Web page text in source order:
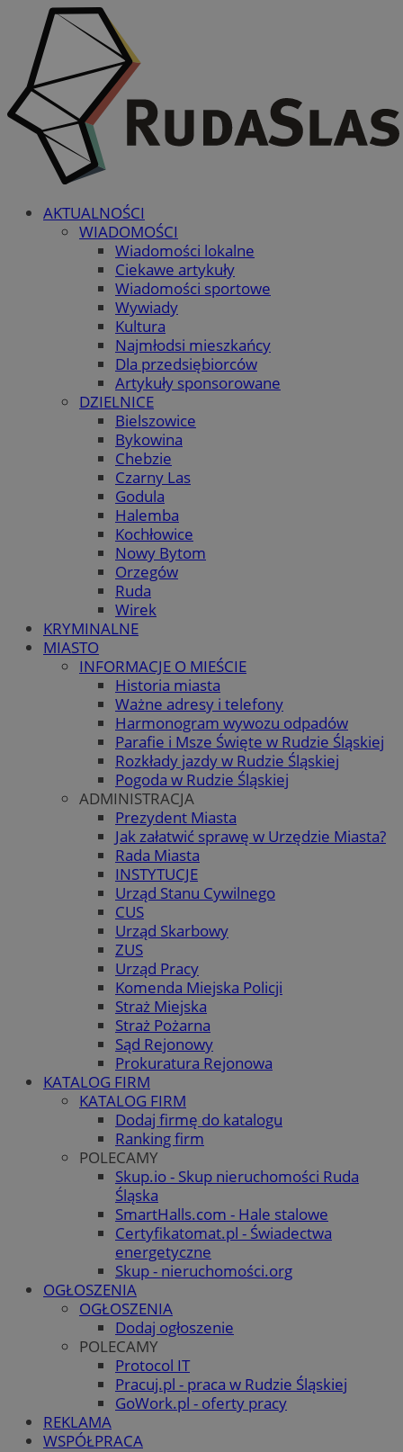
AKTUALNOŚCI
WIADOMOŚCI
Wiadomości lokalne
Ciekawe artykuły
Wiadomości sportowe
Wywiady
Kultura
Najmłodsi mieszkańcy
Dla przedsiębiorców
Artykuły sponsorowane
DZIELNICE
Bielszowice
Bykowina
Chebzie
Czarny Las
Godula
Halemba
Kochłowice
Nowy Bytom
Orzegów
Ruda
Wirek
KRYMINALNE
MIASTO
INFORMACJE O MIEŚCIE
Historia miasta
Ważne adresy i telefony
Harmonogram wywozu odpadów
Parafie i Msze Święte w Rudzie Śląskiej
Rozkłady jazdy w Rudzie Śląskiej
Pogoda w Rudzie Śląskiej
ADMINISTRACJA
Prezydent Miasta
Jak załatwić sprawę w Urzędzie Miasta?
Rada Miasta
INSTYTUCJE
Urząd Stanu Cywilnego
CUS
Urząd Skarbowy
ZUS
Urząd Pracy
Komenda Miejska Policji
Straż Miejska
Straż Pożarna
Sąd Rejonowy
Prokuratura Rejonowa
KATALOG FIRM
KATALOG FIRM
Dodaj firmę do katalogu
Ranking firm
POLECAMY
Skup.io - Skup nieruchomości Ruda
Śląska
SmartHalls.com - Hale stalowe
Certyfikatomat.pl - Świadectwa
energetyczne
Skup - nieruchomości.org
OGŁOSZENIA
OGŁOSZENIA
Dodaj ogłoszenie
POLECAMY
Protocol IT
Pracuj.pl - praca w Rudzie Śląskiej
GoWork.pl - oferty pracy
REKLAMA
WSPÓŁPRACA